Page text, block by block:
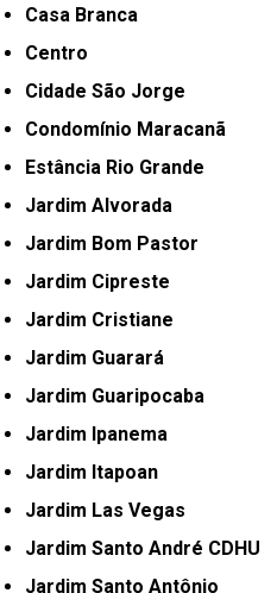
Casa Branca
Centro
Cidade São Jorge
Condomínio Maracanã
Estância Rio Grande
Jardim Alvorada
Jardim Bom Pastor
Jardim Cipreste
Jardim Cristiane
Jardim Guarará
Jardim Guaripocaba
Jardim Ipanema
Jardim Itapoan
Jardim Las Vegas
Jardim Santo André CDHU
Jardim Santo Antônio